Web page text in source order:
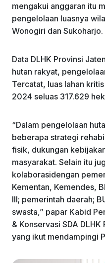
mengakui anggaran itu
pengelolaan luasnya
Wonogiri dan Sukoharjo.
Data DLHK Provinsi
hutan rakyat,
Tercatat, luas lahan
2024 seluas 317.629
“Dalam pengelolaan
beberapa strategi
fisik, dukungan
masyarakat. Selain itu
kolaborasidengan
Kementan, Kemendes,
III; pemerintah daerah;
swasta,” papar Kabid
& Konservasi SDA
yang ikut mendampingi